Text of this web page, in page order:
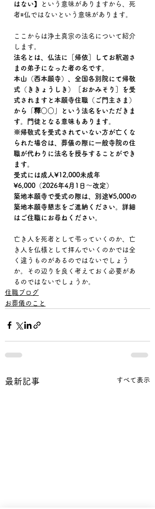
はない】
という意味がありますから、死
者🟰仏ではないという意味があります。
ここからは浄土真宗の法名について紹介
します。
法名とは、仏法に［帰依］してお釈迦さ
まの弟子になった者の名です。
本山（西本願寺）、全国各別院にて帰敬
式（ききょうしき）［おかみそり］を受
式されますと本願寺住職（ご門主さま）
から「釋○○」という法名をいただきま
す。門徒となる意味もあります。
※帰敬式を受式されていない方が亡くな
られた場合は、葬儀の際に一般寺院の住
職が代わりに法名を授与することができ
ます。
受式には成人¥12,000未成年
¥6,000（2026年4月1日〜改定）
築地本願寺で受式の際は、別途¥5,000の
築地本願寺懇志をご進納ください。詳細
はご住職にお尋ねください。
亡き人を死者として弔っていくのか、亡
き人を仏様として拝んでいくのかでは全
く違うものがあるのではないでしょう
か。その辺りを良く考えておく必要があ
るのではないでしょうか。
住職ブログ
お葬儀のこと
最新記事 すべて表示